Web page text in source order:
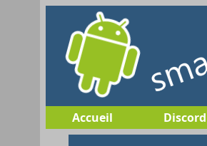
Accueil Discord